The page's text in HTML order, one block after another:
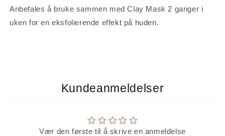
Anbefales å bruke sammen med Clay Mask 2 ganger i
uken for en eksfolierende effekt på huden.
Kundeanmeldelser
Vær den første til å skrive en anmeldelse